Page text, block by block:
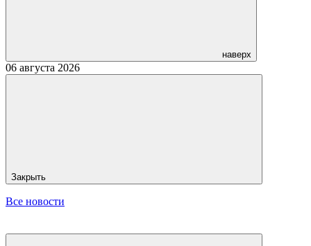
наверх
06 августа 2026
Закрыть
Все новости